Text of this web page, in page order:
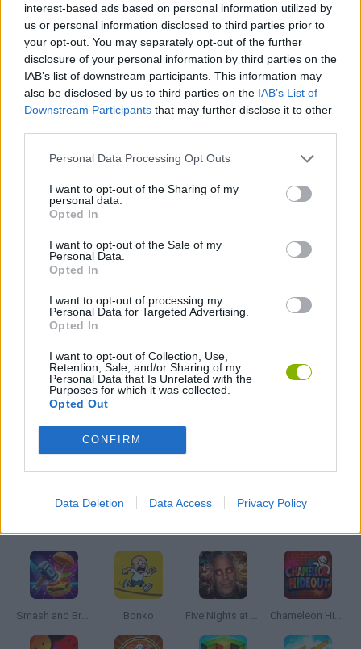
interest-based ads based on personal information utilized by
us or personal information disclosed to third parties prior to
your opt-out. You may separately opt-out of the further
disclosure of your personal information by third parties on the
IAB’s list of downstream participants. This information may
also be disclosed by us to third parties on the IAB’s List of
Downstream Participants that may further disclose it to other
Personal Data Processing Opt Outs
I want to opt-out of the Sharing of my
personal data.
Opted In
I want to opt-out of the Sale of my
Personal Data.
Opted In
I want to opt-out of processing my
Personal Data for Targeted Advertising.
Opted In
I want to opt-out of Collection, Use,
Retention, Sale, and/or Sharing of my
Personal Data that Is Unrelated with the
Purposes for which it was collected.
Opted Out
CONFIRM
Data Deletion Data Access Privacy Policy
JOGOS DE ESTRATÉGIA
JOGOS MULTIJUGADOR
JOGOS DE BATALHAS
JOGOS DE CASTELOS
JOGOS DE CONQUISTAR
JOGOS DE DEFESA
JOGOS DE GUERRA
JOGOS .IO
JOGOS POR RONDAS
Smash and Break Bonko Five Nights at Epstein's Chameleon Hideout